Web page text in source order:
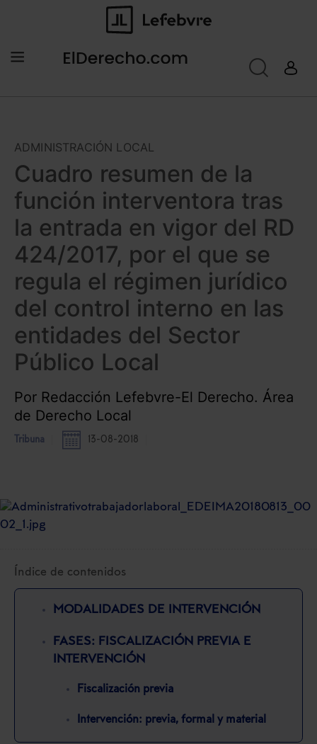
ADMINISTRACIÓN LOCAL
Cuadro resumen de la
función interventora tras
la entrada en vigor del RD
424/2017, por el que se
regula el régimen jurídico
del control interno en las
entidades del Sector
Público Local
Por Redacción Lefebvre-El Derecho. Área
de Derecho Local
Tribuna 13-08-2018
Índice de contenidos
MODALIDADES DE INTERVENCIÓN
FASES: FISCALIZACIÓN PREVIA E
INTERVENCIÓN
Fiscalización previa
Intervención: previa, formal y material